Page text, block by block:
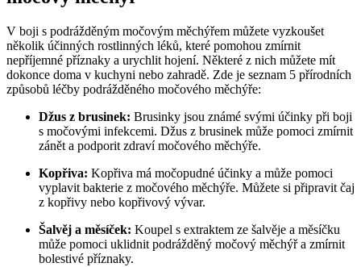
V boji ‍s podrážděným močovým​ měchýřem můžete vyzkoušet‍
několik ‍účinných rostlinných léků, které pomohou zmírnit
nepříjemné příznaky​ a urychlit hojení. Některé z nich můžete mít
dokonce doma v kuchyni nebo zahradě. ‌Zde je seznam 5 přírodních
způsobů léčby podrážděného​ močového měchýře:
Džus ‌z ‌brusinek: Brusinky jsou ⁣známé svými účinky ‍při‌ boji
s močovými infekcemi. Džus ‌z brusinek může pomoci zmírnit
zánět a podporit zdraví⁣ močového měchýře.
Kopřiva: Kopřiva⁤ má močopudné účinky a může ⁢pomoci
vyplavit bakterie z⁤ močového měchýře. Můžete si připravit čaj
z kopřivy nebo kopřivový vývar.
Šalvěj ⁤a​ měsíček: Koupel s extraktem ⁢ze šalvěje a měsíčku
může pomoci‍ uklidnit podrážděný močový měchýř a zmírnit
bolestivé příznaky.